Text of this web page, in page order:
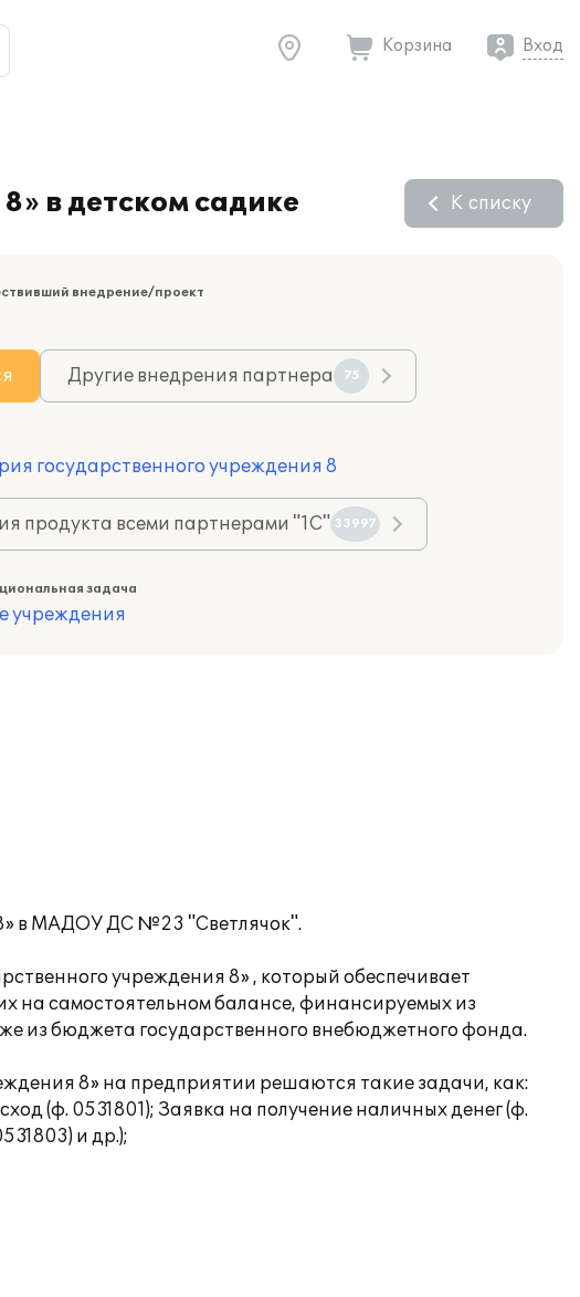
Корзина Вход
в детском садике К списку
внедрение/проект
Другие внедрения партнера 75
государственного учреждения 8
продукта всеми партнерами "1С" 33997
задача
учреждения
8» в МАДОУ ДС №23 "Светлячок".
учреждения 8» , который обеспечивает
на самостоятельном балансе, финансируемых из
из бюджета государственного внебюджетного фонда.
8» на предприятии решаются такие задачи, как:
(ф. 0531801); Заявка на получение наличных денег (ф.
и др.);